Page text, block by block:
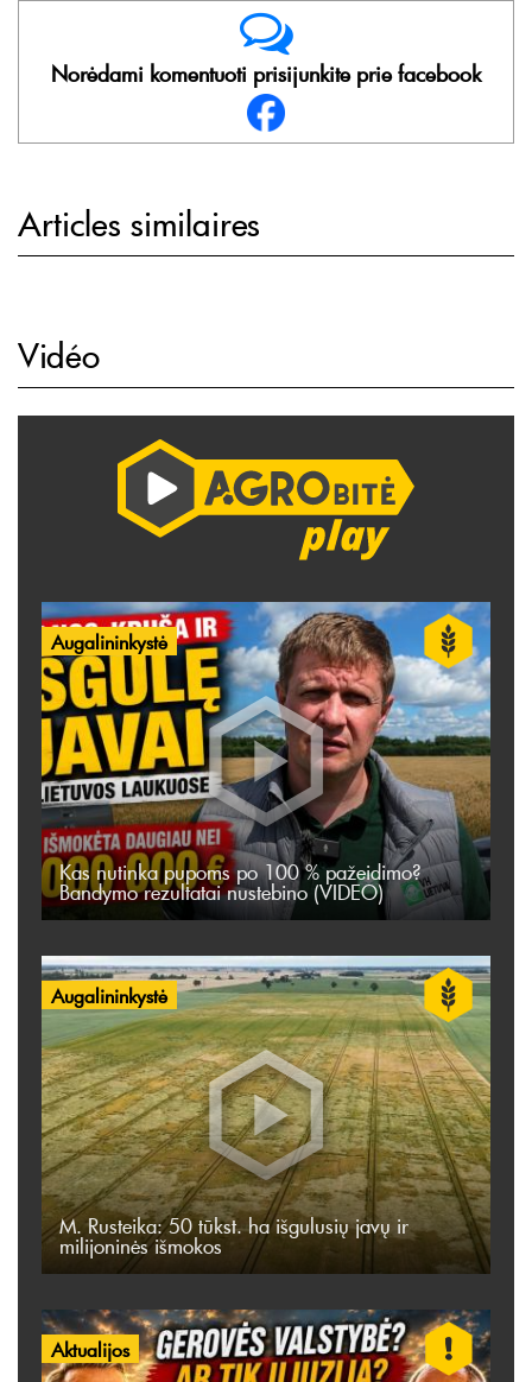
Norėdami komentuoti prisijunkite prie facebook
Articles similaires
Vidéo
Augalininkystė
Kas nutinka pupoms po 100 % pažeidimo?
Bandymo rezultatai nustebino (VIDEO)
Augalininkystė
M. Rusteika: 50 tūkst. ha išgulusių javų ir
milijoninės išmokos
Aktualijos